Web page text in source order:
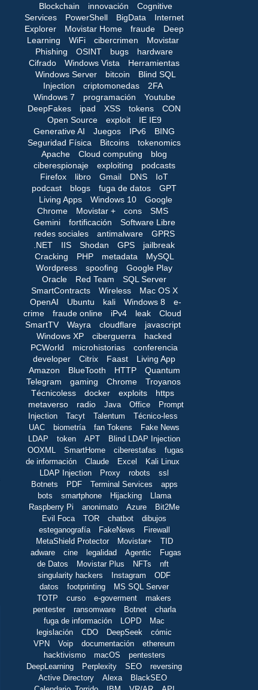
Blockchain innovación
Cognitive
Services
PowerShell BigData
Internet
Explorer
Movistar Home fraude
Deep
Learning
WiFi cibercrimen
Movistar
Phishing
OSINT bugs
hardware
Cifrado
Windows Vista
Herramientas
Windows Server
bitcoin
Blind SQL
Injection
criptomonedas
2FA
Windows 7
programación
Youtube
DeepFakes
ipad XSS tokens
CON
Open Source
exploit
IE IE9
Generative AI
Juegos IPv6
BING
Seguridad Física
Bitcoins
tokenomics
Apache
Cloud computing
blog
ciberespionaje
exploiting
podcasts
Firefox
libro Gmail DNS
IoT
podcast
blogs fuga de datos
GPT
Living Apps
Windows 10
Google
Chrome
Movistar + cons
SMS
Gemini
fortificación
Software Libre
redes sociales
antimalware
GPRS
.NET
IIS Shodan GPS
jailbreak
Cracking
PHP metadata
MySQL
Wordpress
spoofing
Google Play
Oracle
Red Team
SQL Server
SmartContracts
Wireless
Mac OS X
OpenAI
Ubuntu kali Windows 8
e-
crime
fraude online iPv4 leak
Cloud
SmartTV
Wayra cloudflare
javascript
Windows XP
ciberguerra
hacked
PCWorld
microhistorias
conferencia
developer
Citrix Faast
Living App
Amazon
BlueTooth HTTP
Quantum
Telegram
gaming Chrome
Troyanos
Técnicoless
docker exploits
https
metaverso
radio Java Office
Prompt
Injection
Tacyt Talentum
Técnico-less
UAC
biometría fan Tokens
Fake News
LDAP
token APT
Blind LDAP Injection
OOXML
SmartHome ciberestafas
fugas
de información
Claude Excel
Kali Linux
LDAP Injection
Proxy robots
ssl
Botnets
PDF Terminal Services
apps
bots
smartphone Hijacking
Llama
Raspberry Pi
anonimato Azure
Bit2Me
Evil Foca
TOR chatbot
dibujos
esteganografía
FakeNews
Firewall
MetaShield Protector
Movistar+
TID
adware
cine legalidad Agentic
Fugas
de Datos
Movistar Plus NFTs
nft
singularity hackers
Instagram
ODF
datos
footprinting
MS SQL Server
TOTP
curso e-goverment
makers
pentester
ransomware Botnet
charla
fuga de información
LOPD
Mac
legislación
CDO DeepSeek
cómic
VPN
Voip documentación
ethereum
hacktivismo
macOS
pentesters
DeepLearning
Perplexity SEO
reversing
Active Directory
Alexa
BlackSEO